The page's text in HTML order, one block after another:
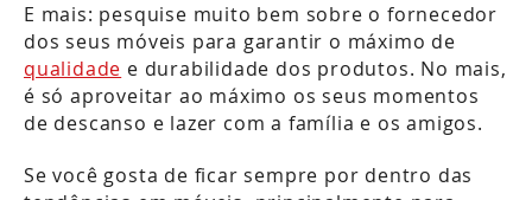
E mais: pesquise muito bem sobre o fornecedor
dos seus móveis para garantir o máximo de
qualidade e durabilidade dos produtos. No mais,
é só aproveitar ao máximo os seus momentos
de descanso e lazer com a família e os amigos.
Se você gosta de ficar sempre por dentro das